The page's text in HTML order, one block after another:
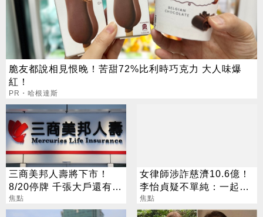
脆友都說相見恨晚！苦甜72%比利時巧克力 大人味爆
紅！
PR・哈根達斯
三商美邦人壽將下市！
8/20停牌 千張大戶還有
252人
焦點
女律師涉詐慈濟10.6億！
李怡貞疑不單純：一起洗
錢？
焦點